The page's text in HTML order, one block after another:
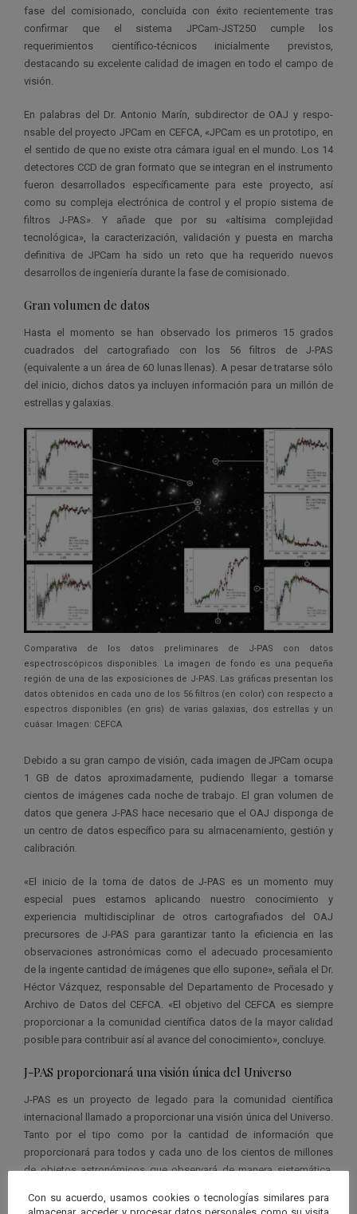
fase del comisionado, concluida con éxito recientemente tras
confirmar que el sistema JPCam-JST250 cumple los
requerimientos científico-técnicos inicialmente previstos,
destacando su excelente calidad de imagen en todo el campo de
visión.
En palabras del Dr. Antonio Marín, subdirector de OAJ y respo­­
nsable del proyecto JPCam en CEFCA, «JPCam es un prototipo, en
el sentido de que no existe otra cámara igual en el mundo. Los 14
detectores CCD de gran formato que se integran en el instrumento
fueron desarrollados específicamente para este proyecto, así
como su compleja electrónica de control y el propio sistema de
filtros J-PAS». Y añade que por su «altísima complejidad
tecnológica», la caracterización, validación y puesta en marcha
definitiva de JPCam ha sido un reto que ha requerido nuevos
desarrollos de ingeniería durante la fase de comisionado.
Gran volumen de datos
Hasta el momento se han observado los primeros 15 grados
cuadrados del cartografiado con los 56 filtros de J-PAS
(equivalente a un área de 60 lunas llenas). A pesar de tratarse sólo
del inicio, dichos datos ya incluyen información para un millón de
estrellas y galaxias.
Comparativa de los datos preliminares de J-PAS con datos
espectroscópicos disponibles. La imagen de fondo es una pequeña
región de una de las exposiciones de J-PAS. Las gráficas presentan los
datos obtenidos en cada uno de los 56 filtros (en color) con respecto a
espectros disponibles (en gris) de varias galaxias, dos estrellas y un
cuásar. Imagen: CEFCA
Debido a su gran campo de visión, cada imagen de JPCam ocupa
1 GB de datos aproximadamente, pudiendo llegar a tomarse
cientos de imágenes cada noche de trabajo. El gran volumen de
datos que genera J-PAS hace necesario que el OAJ disponga de
un centro de datos específico para su almacenamiento, gestión y
calibración.
«El inicio de la toma de datos de J-PAS es un momento muy
especial pues estamos aplicando nuestro conocimiento y
experiencia multidisciplinar de otros cartografiados del OAJ
precursores de J-PAS para garantizar tanto la eficiencia en las
observaciones astronómicas como el adecuado procesamiento
de la ingente cantidad de imágenes que ello supone», señala el Dr.
Héctor Vázquez, responsable del Departamento de Procesado y
Archivo de Datos del CEFCA. «El objetivo del CEFCA es siempre
proporcionar a la comunidad científica datos de la mayor calidad
posible para contribuir así al avance del conocimiento», concluye.
J-PAS proporcionará una visión única del Universo
J-PAS es un proyecto de legado para la comunidad científica
internacional llamado a proporcionar una visión única del Universo.
Tanto por el tipo como por la cantidad de información que
proporcionará para todos y cada uno de los cientos de millones
de objetos astronómicos que observará de manera sistemática,
campos de la astrofísica.
Con su acuerdo, usamos cookies o tecnologías similares para